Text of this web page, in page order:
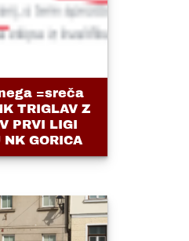
=sreča
TRIGLAV Z
PRVI LIGI
NK GORICA